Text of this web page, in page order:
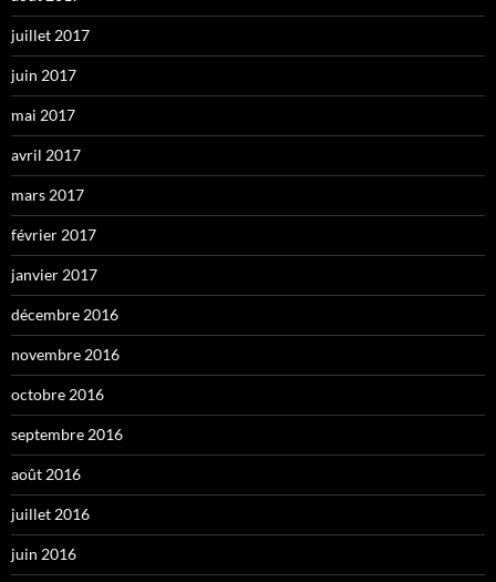
juillet 2017
juin 2017
mai 2017
avril 2017
mars 2017
février 2017
janvier 2017
décembre 2016
novembre 2016
octobre 2016
septembre 2016
août 2016
juillet 2016
juin 2016